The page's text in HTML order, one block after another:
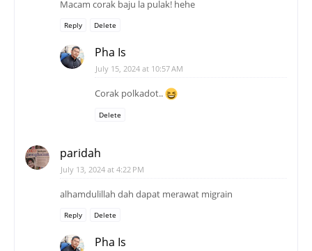
Macam corak baju la pulak! hehe
Reply Delete
Pha Is
July 15, 2024 at 10:57 AM
Corak polkadot..
Delete
paridah
July 13, 2024 at 4:22 PM
alhamdulillah dah dapat merawat migrain
Reply Delete
Pha Is